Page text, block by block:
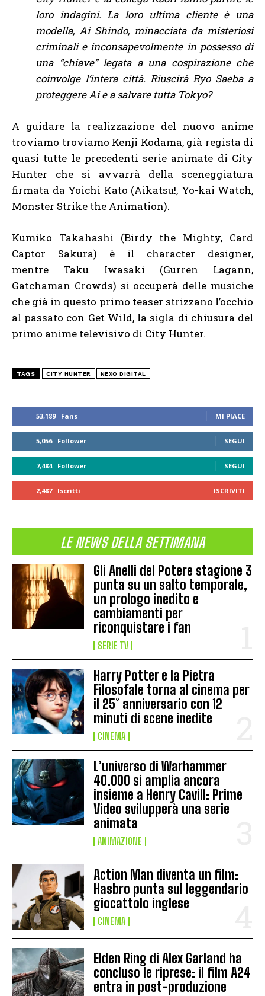
53,189 Fans MI PIACE
5,056 Follower SEGUI
7,484 Follower SEGUI
2,487 Iscritti ISCRIVITI
LE NEWS DELLA SETTIMANA
Gli Anelli del Potere stagione 3
punta su un salto temporale,
un prologo inedito e
cambiamenti per
riconquistare i fan
SERIE TV
Harry Potter e la Pietra
Filosofale torna al cinema per
il 25° anniversario con 12
minuti di scene inedite
CINEMA
L’universo di Warhammer
40.000 si amplia ancora
insieme a Henry Cavill: Prime
Video svilupperà una serie
animata
ANIMAZIONE
Action Man diventa un film:
Hasbro punta sul leggendario
giocattolo inglese
CINEMA
Elden Ring di Alex Garland ha
concluso le riprese: il film A24
entra in post-produzione
loro indagini. La loro ultima cliente è una
modella, Ai Shindo, minacciata da misteriosi
criminali e inconsapevolmente in possesso di
una “chiave” legata a una cospirazione che
coinvolge l’intera città. Riuscirà Ryo Saeba a
proteggere Ai e a salvare tutta Tokyo?
A guidare la realizzazione del nuovo anime
troviamo troviamo Kenji Kodama, già regista di
quasi tutte le precedenti serie animate di City
Hunter che si avvarrà della sceneggiatura
firmata da Yoichi Kato (Aikatsu!, Yo-kai Watch,
Monster Strike the Animation).
Kumiko Takahashi (Birdy the Mighty, Card
Captor Sakura) è il character designer,
mentre Taku Iwasaki (Gurren Lagann,
Gatchaman Crowds) si occuperà delle musiche
che già in questo primo teaser strizzano l’occhio
al passato con Get Wild, la sigla di chiusura del
primo anime televisivo di City Hunter.
TAGS CITY HUNTER NEXO DIGITAL